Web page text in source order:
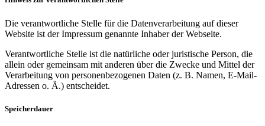
Die verantwortliche Stelle für die Datenverarbeitung auf dieser
Website ist der Impressum genannte Inhaber der Webseite.
Verantwortliche Stelle ist die natürliche oder juristische Person, die
allein oder gemeinsam mit anderen über die Zwecke und Mittel der
Verarbeitung von personenbezogenen Daten (z. B. Namen, E-Mail-
Adressen o. Ä.) entscheidet.
Speicherdauer